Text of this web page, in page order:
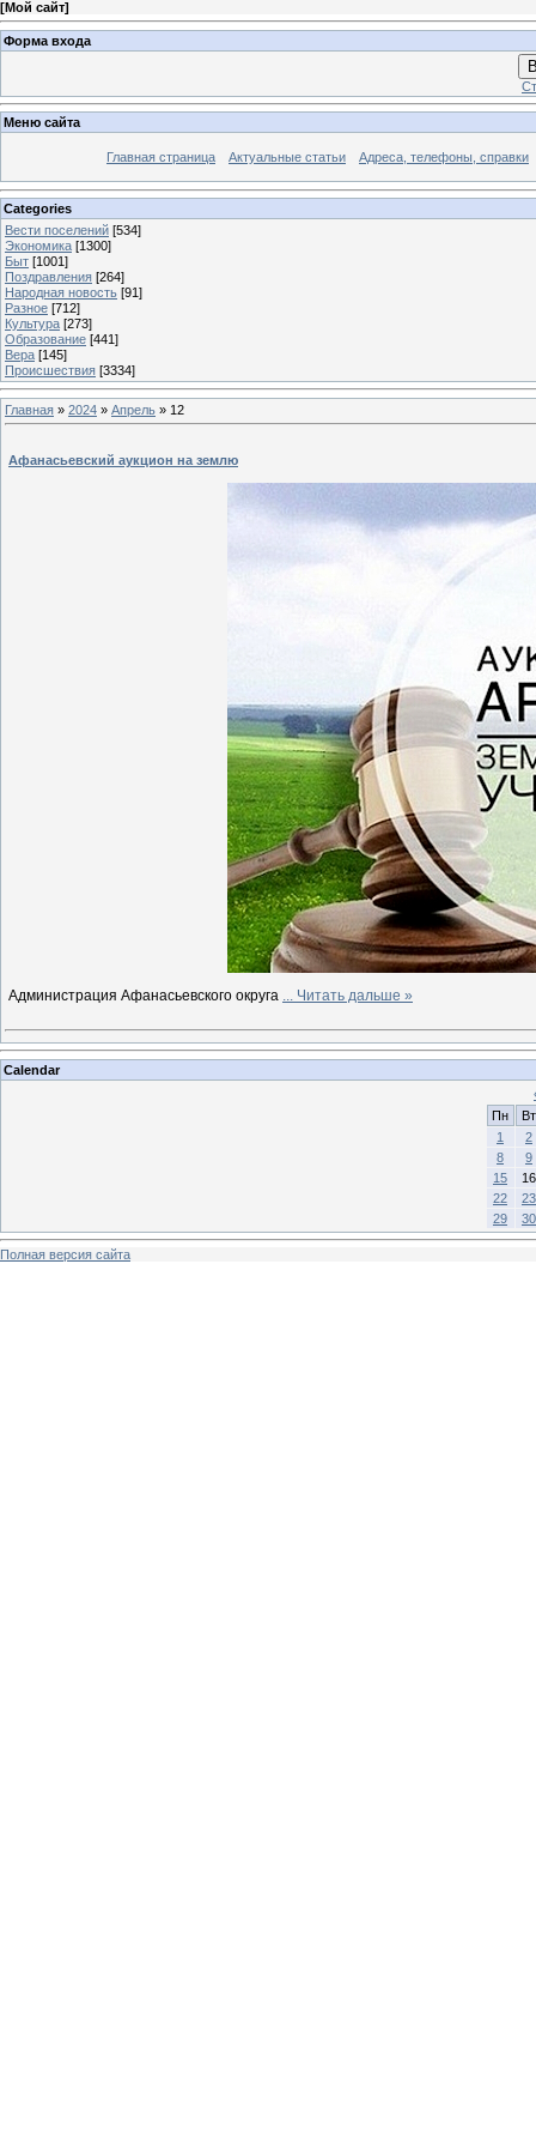
[Мой сайт]
Форма входа
Меню сайта
Главная страница Актуальные статьи Адреса, телефоны, справки
Categories
Вести поселений [534]
Экономика [1300]
Быт [1001]
Поздравления [264]
Народная новость [91]
Разное [712]
Культура [273]
Образование [441]
Вера [145]
Происшествия [3334]
Главная » 2024 » Апрель » 12
Афанасьевский аукцион на землю
Администрация Афанасьевского округа ... Читать дальше »
Calendar
Пн
Вт
1
2
8
9
15
16
22
23
29
30
Полная версия сайта